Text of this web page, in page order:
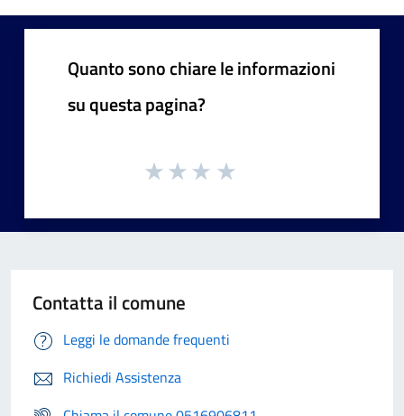
Quanto sono chiare le informazioni
su questa pagina?
Contatta il comune
Leggi le domande frequenti
Richiedi Assistenza